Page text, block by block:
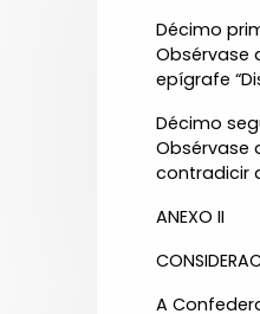
Décimo
Obsérvase
epígrafe
Décimo
Obsérvase
contradicir
ANEXO II
A